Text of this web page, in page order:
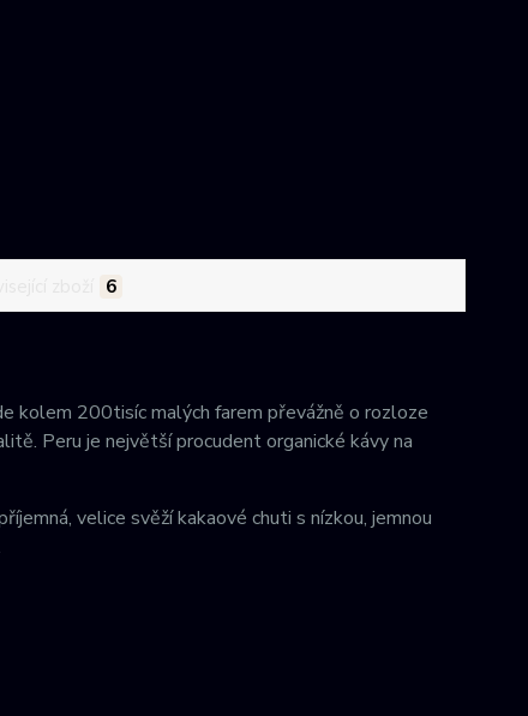
6
kolem 200tisíc malých farem převážně o rozloze
Peru je největší procudent organické kávy na
velice svěží kakaové chuti s nízkou, jemnou